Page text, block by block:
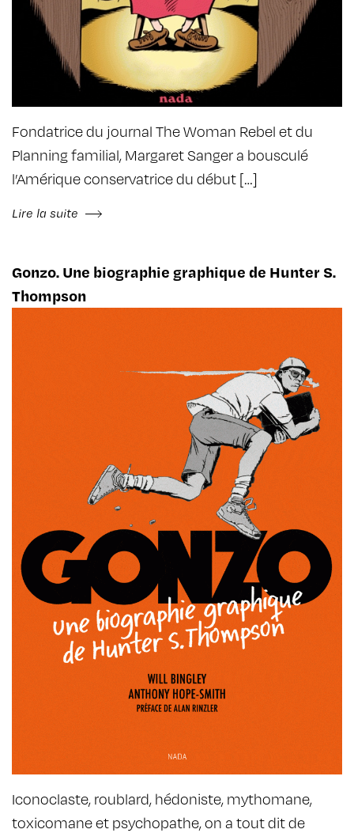
Fondatrice du journal The Woman Rebel et du
Planning familial, Margaret Sanger a bousculé
l’Amérique conservatrice du début […]
Lire la suite
Gonzo. Une biographie graphique de Hunter S.
Thompson
Iconoclaste, roublard, hédoniste, mythomane,
toxicomane et psychopathe, on a tout dit de